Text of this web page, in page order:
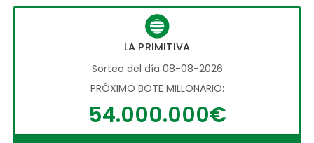
LA PRIMITIVA
Sorteo del día 08-08-2026
PRÓXIMO BOTE MILLONARIO:
54.000.000€